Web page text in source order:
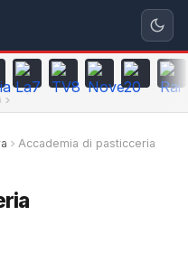
Accademia di pasticceria